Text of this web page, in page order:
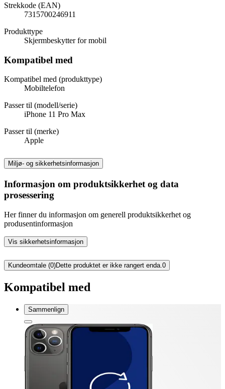
Strekkode (EAN)
7315700246911
Produkttype
Skjermbeskytter for mobil
Kompatibel med
Kompatibel med (produkttype)
Mobiltelefon
Passer til (modell/serie)
iPhone 11 Pro Max
Passer til (merke)
Apple
Miljø- og sikkerhetsinformasjon
Informasjon om produktsikkerhet og data
prosessering
Her finner du informasjon om generell produktsikkerhet og
produsentinformasjon
Vis sikkerhetsinformasjon
Kundeomtale (0)Dette produktet er ikke rangert enda. 0
Kompatibel med
Sammenlign